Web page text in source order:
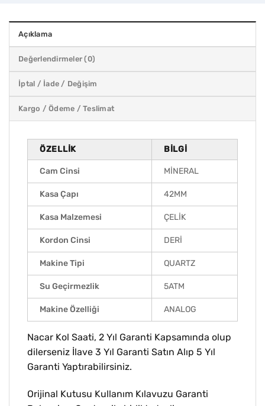
Açıklama
Değerlendirmeler (0)
İptal / İade / Değişim
Kargo / Ödeme / Teslimat
ÖZELLIK BILGI
Cam Cinsi MİNERAL
Kasa Çapı 42MM
Kasa Malzemesi ÇELİK
Kordon Cinsi DERİ
Makine Tipi QUARTZ
Su Geçirmezlik 5ATM
Makine Özelliği ANALOG
Nacar Kol Saati, 2 Yıl Garanti Kapsamında olup
dilerseniz İlave 3 Yıl Garanti Satın Alıp 5 Yıl
Garanti Yaptırabilirsiniz.
Orijinal Kutusu Kullanım Kılavuzu Garanti